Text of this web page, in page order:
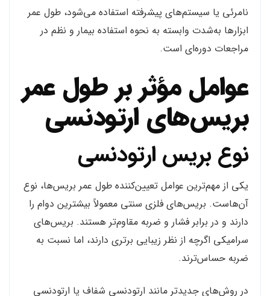
نامرئی یا سیستم‌های پیشرفته استفاده می‌شود، طول عمر
ابزارها به‌شدت وابسته به نحوه استفاده بیمار و نظم در
مراجعات دوره‌ای است.
عوامل مؤثر بر طول عمر
بریس‌های ارتودنسی
نوع بریس ارتودنسی
یکی از مهم‌ترین عوامل تعیین‌کننده طول عمر بریس‌ها، نوع
آن‌هاست. بریس‌های فلزی سنتی معمولاً بیشترین دوام را
دارند و در برابر فشار و ضربه مقاوم‌تر هستند. بریس‌های
سرامیکی اگرچه از نظر زیبایی برتری دارند، اما نسبت به
ضربه حساس‌ترند.
در روش‌های جدیدتر مانند ارتودنسی شفاف یا ارتودنسی